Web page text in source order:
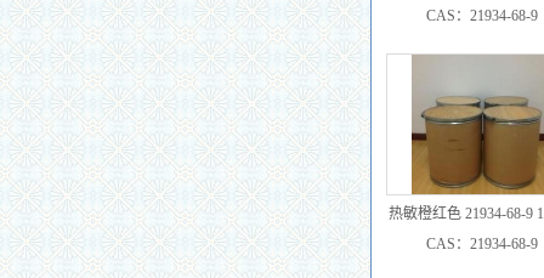
甲基-6-二乙氨基荧烷
CAS：21934-68-9
热敏橙红色 21934-68-9
甲基-6-二乙氨基荧烷 D-
CAS：21934-68-9